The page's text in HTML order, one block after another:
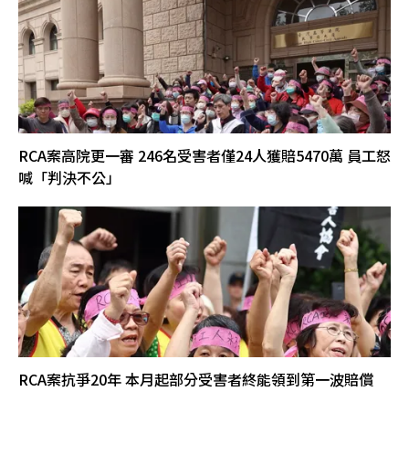
RCA案高院更一審 246名受害者僅24人獲賠5470萬 員工怒
喊「判決不公」
RCA案抗爭20年 本月起部分受害者終能領到第一波賠償